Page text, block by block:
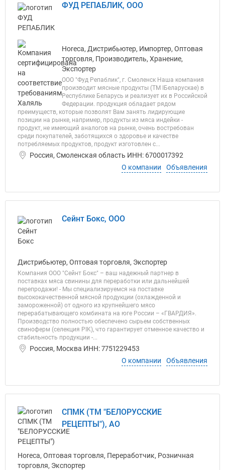
ФУД РЕПАБЛИК, ООО
Horeca, Дистрибьютер, Импортер, Оптовая
торговля, Производитель, Хранение,
Экспортер
ООО "Фуд Репаблик", г. Смоленск Наша компания
производит мясные продукты (ТМ IБеларускае) в
Республике Беларусь и реализует их в Российской
Федерации. продукция обладает рядом
преимуществ, которые позволят Вам занять лидирующие
позиции на рынке, например, продукты из мяса индейки -
продукт, не имеющий аналогов на рынке, очень востребован
среди покупателей, заботящихся о здоровье и качестве
потребляемых продуктов, продукт изготовлен с...
Россия, Смоленская область ИНН: 6700017392
О компании
Объявления
Сейнт Бокс, ООО
Дистрибьютер, Оптовая торговля, Экспортер
Компания ООО "Сейнт Бокс" – ваш надежный партнер в
поставках мяса свинины для переработки или дальнейшей
перепродажи! - Мы специализируемся на поставке
высококачественной мясной продукции (охлажденной и
замороженной) от одного из крупнейшего мясо
перерабатывающего комбината на юге России – «ГВАРДИЯ».
Производство полностью обеспечено сырьем собственных
свиноферм (селекция PIK), что гарантирует отменное качество и
стабильность продукции -...
Россия, Москва ИНН: 7751229453
О компании
Объявления
СПМК (ТМ "БЕЛОРУССКИЕ
РЕЦЕПТЫ"), АО
Horeca, Оптовая торговля, Переработчик, Розничная
торговля, Экспортер